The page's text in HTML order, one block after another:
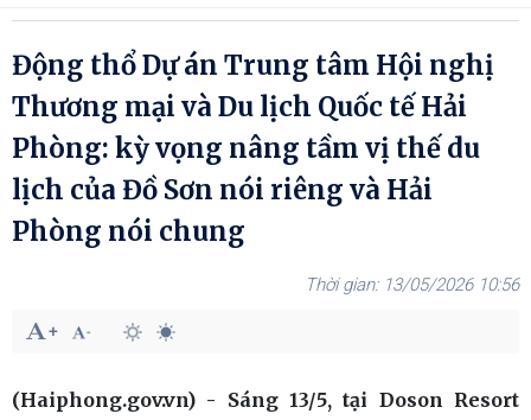
Động thổ Dự án Trung tâm Hội nghị
Thương mại và Du lịch Quốc tế Hải
Phòng: kỳ vọng nâng tầm vị thế du
lịch của Đồ Sơn nói riêng và Hải
Phòng nói chung
13/05/2026 10:56
(Haiphong.gov.vn) - Sáng 13/5, tại Doson Resort